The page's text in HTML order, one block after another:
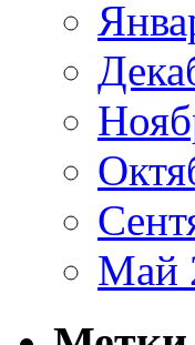
Май